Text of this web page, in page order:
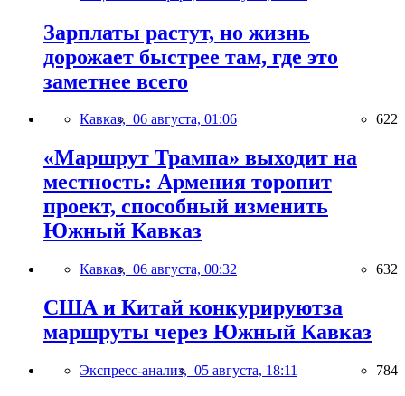
Зарплаты растут, но жизнь
дорожает быстрее там, где это
заметнее всего
Кавказ, 06 августа, 01:06 622
«Маршрут Трампа» выходит на
местность: Армения торопит
проект, способный изменить
Южный Кавказ
Кавказ, 06 августа, 00:32 632
США и Китай конкурируютза
маршруты через Южный Кавказ
Экспресс-анализ, 05 августа, 18:11 784